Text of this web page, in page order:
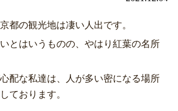
都の観光地は凄い人出です。
とはいうものの、やはり紅葉の名所
配な私達は、人が多い密になる場所
ております。